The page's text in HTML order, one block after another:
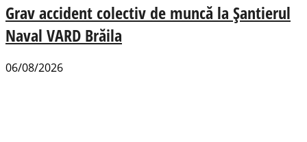
Grav accident colectiv de muncă la Șantierul
Naval VARD Brăila
06/08/2026